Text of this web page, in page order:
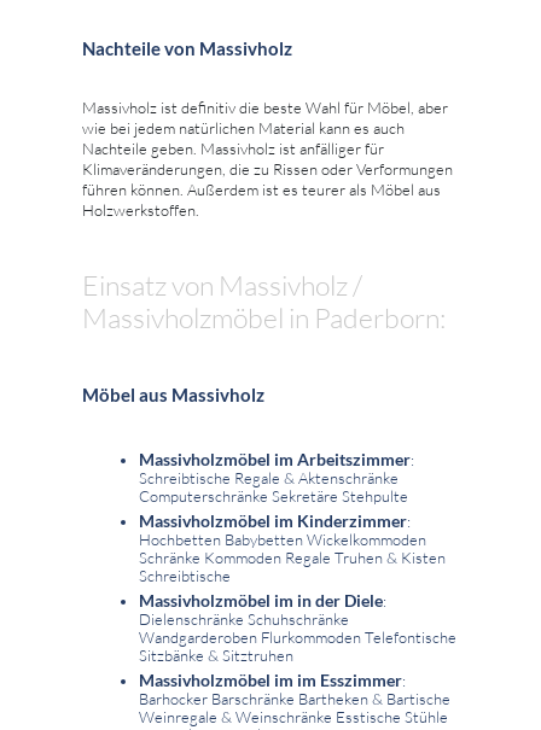
Nachteile von Massivholz
Massivholz ist definitiv die beste Wahl für Möbel, aber
wie bei jedem natürlichen Material kann es auch
Nachteile geben. Massivholz ist anfälliger für
Klimaveränderungen, die zu Rissen oder Verformungen
führen können. Außerdem ist es teurer als Möbel aus
Holzwerkstoffen.
Einsatz von Massivholz /
Massivholzmöbel in Paderborn:
Möbel aus Massivholz
Massivholzmöbel im Arbeitszimmer:
Schreibtische Regale & Aktenschränke
Computerschränke Sekretäre Stehpulte
Massivholzmöbel im Kinderzimmer:
Hochbetten Babybetten Wickelkommoden
Schränke Kommoden Regale Truhen & Kisten
Schreibtische
Massivholzmöbel im in der Diele:
Dielenschränke Schuhschränke
Wandgarderoben Flurkommoden Telefontische
Sitzbänke & Sitztruhen
Massivholzmöbel im im Esszimmer:
Barhocker Barschränke Bartheken & Bartische
Weinregale & Weinschränke Esstische Stühle